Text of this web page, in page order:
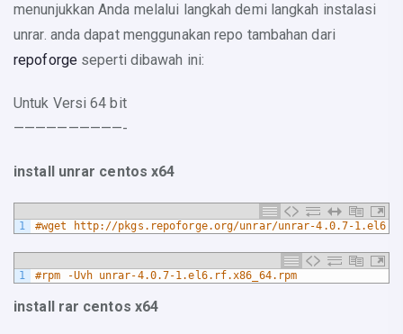
menunjukkan Anda melalui langkah demi langkah instalasi
unrar. anda dapat menggunakan repo tambahan dari
repoforgeseperti dibawah ini:
Untuk Versi 64 bit
——————————-
install unrar centos x64
1 #wget http://pkgs.repoforge.org/unrar/unrar-4.0.7-
1 #rpm -Uvh unrar-4.0.7-1.el6.rf.x86_64.rpm
install rar centos x64